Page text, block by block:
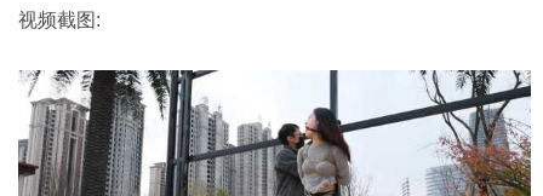
视频截图: